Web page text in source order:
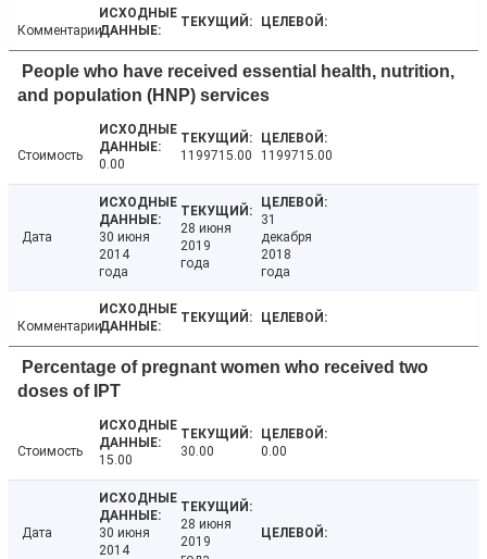
Комментарии
People who have received essential health, nutrition,
and population (HNP) services
Стоимость
0.00
1199715.00 1199715.00
Дата
30 июня
2014
года
28 июня
2019
года
31
декабря
2018
года
Комментарии
Percentage of pregnant women who received two
doses of IPT
Стоимость
15.00
30.00 0.00
Дата
30 июня
2014
28 июня
2019